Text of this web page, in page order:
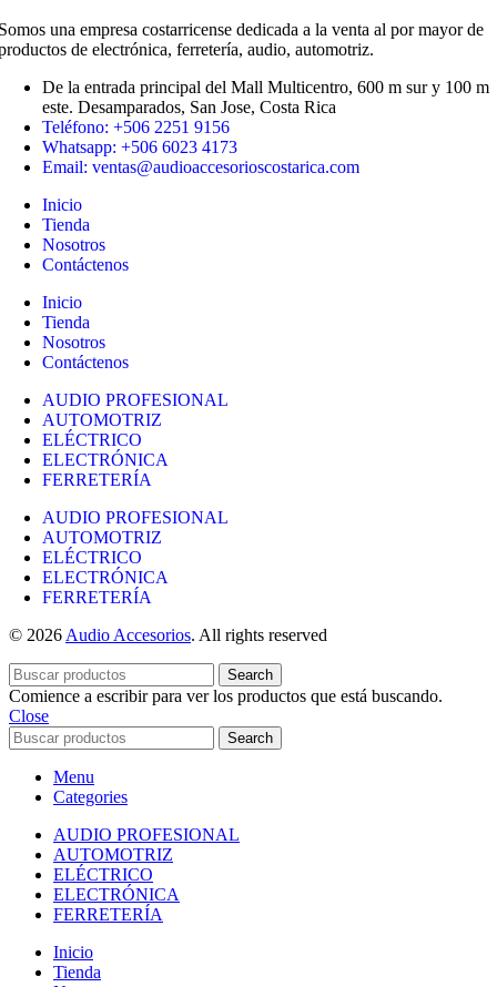
una empresa costarricense dedicada a la venta al por mayor de
de electrónica, ferretería, audio, automotriz.
De la entrada principal del Mall Multicentro, 600 m sur y 100 m
este. Desamparados, San Jose, Costa Rica
Teléfono: +506 2251 9156
Whatsapp: +506 6023 4173
Email: ventas@audioaccesorioscostarica.com
Inicio
Tienda
Nosotros
Contáctenos
Inicio
Tienda
Nosotros
Contáctenos
AUDIO PROFESIONAL
AUTOMOTRIZ
ELÉCTRICO
ELECTRÓNICA
FERRETERÍA
AUDIO PROFESIONAL
AUTOMOTRIZ
ELÉCTRICO
ELECTRÓNICA
FERRETERÍA
© 2026 Audio Accesorios. All rights reserved
Search
Comience a escribir para ver los productos que está buscando.
Close
Search
Menu
Categories
AUDIO PROFESIONAL
AUTOMOTRIZ
ELÉCTRICO
ELECTRÓNICA
FERRETERÍA
Inicio
Tienda